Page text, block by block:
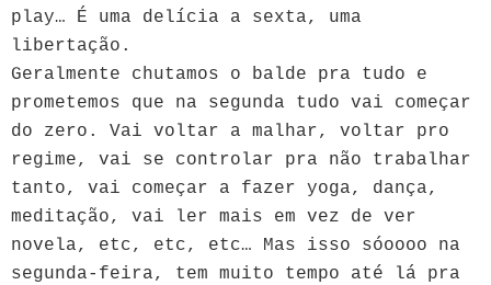
play… É uma delícia a sexta, uma
libertação.
Geralmente chutamos o balde pra tudo e
prometemos que na segunda tudo vai começar
do zero. Vai voltar a malhar, voltar pro
regime, vai se controlar pra não trabalhar
tanto, vai começar a fazer yoga, dança,
meditação, vai ler mais em vez de ver
novela, etc, etc, etc… Mas isso sóoooo na
segunda-feira, tem muito tempo até lá pra